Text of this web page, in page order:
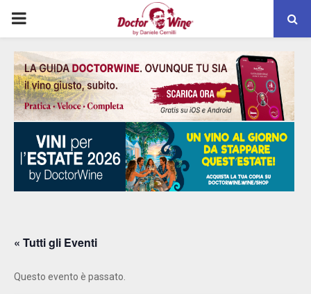
PRIMARY
MENU
« Tutti gli Eventi
Questo evento è passato.